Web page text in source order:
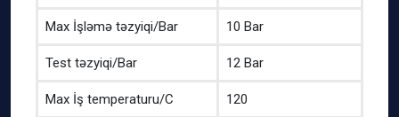
Max İşləmə təzyiqi/Bar 10 Bar
Test təzyiqi/Bar 12 Bar
Max İş temperaturu/C 120